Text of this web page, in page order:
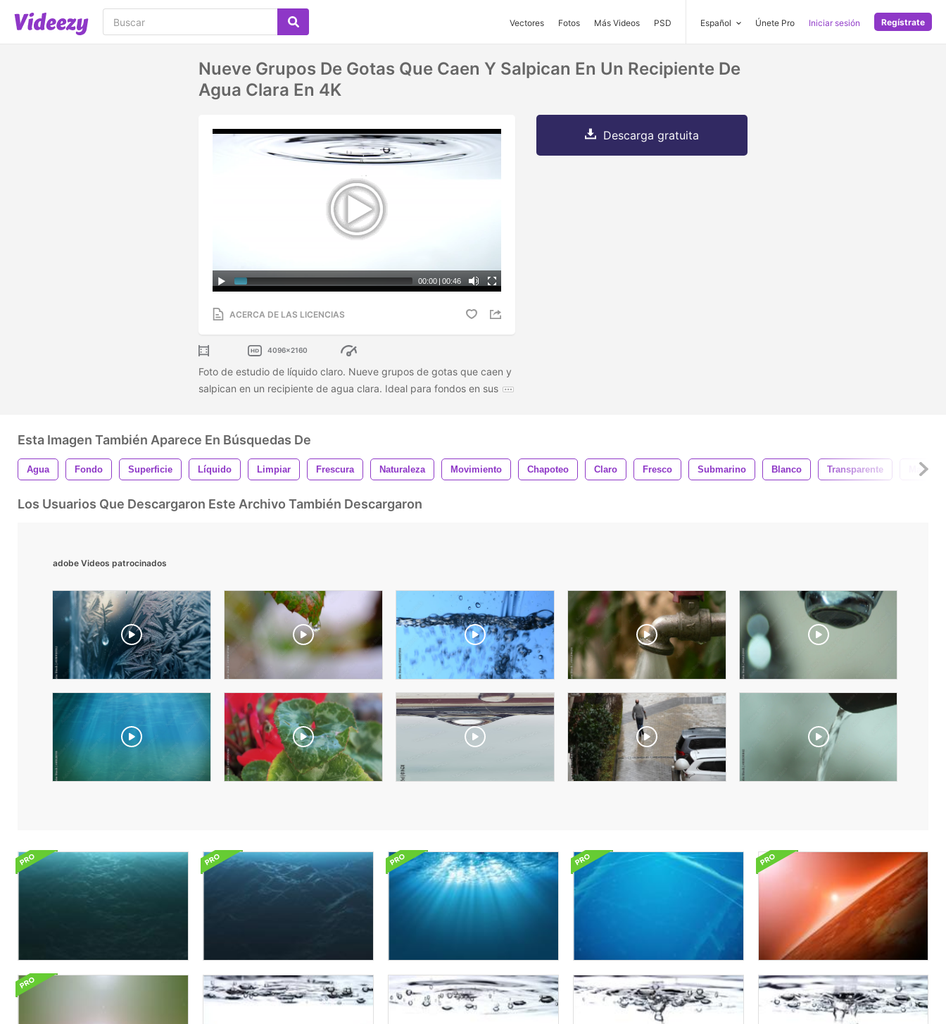
Vectores Fotos Más Videos PSD Español Únete Pro Iniciar sesión Regístrate
Nueve Grupos De Gotas Que Caen Y Salpican En Un Recipiente De
Agua Clara En 4K
00:00 | 00:46
ACERCA DE LAS LICENCIAS
4096x2160
Foto de estudio de líquido claro. Nueve grupos de gotas que caen y
salpican en un recipiente de agua clara. Ideal para fondos en sus
Descarga gratuita
Esta Imagen También Aparece En Búsquedas De
Agua Fondo Superficie Líquido Limpiar Frescura Naturaleza Movimiento Chapoteo Claro Fresco Submarino Blanco Transparente Macro
Los Usuarios Que Descargaron Este Archivo También Descargaron
adobe Videos patrocinados